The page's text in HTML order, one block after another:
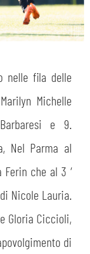
nelle fila delle
Michelle
e 9.
Nel Parma al
che al 3 ‘
Nicole Lauria.
Gloria Ciccioli,
di